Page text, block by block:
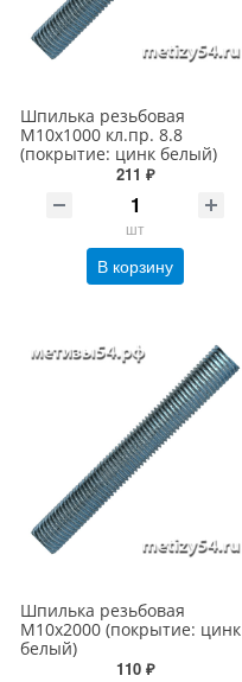
Шпилька резьбовая
М10х1000 кл.пр. 8.8
(покрытие: цинк белый)
211 ₽
шт
В корзину
Шпилька резьбовая
М10х2000 (покрытие: цинк
белый)
110 ₽